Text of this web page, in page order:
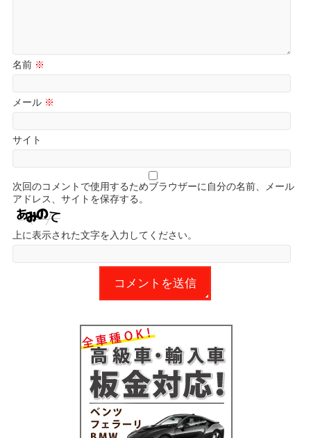
名前 ※
メール ※
サイト
次回のコメントで使用するためブラウザーに自分の名前、メール
アドレス、サイトを保存する。
上に表示された文字を入力してください。